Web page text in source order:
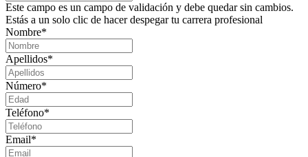
Este campo es un campo de validación y debe quedar sin cambios.
Estás a un solo clic de hacer despegar tu carrera profesional
Nombre*
Apellidos*
Número*
Teléfono*
Email*